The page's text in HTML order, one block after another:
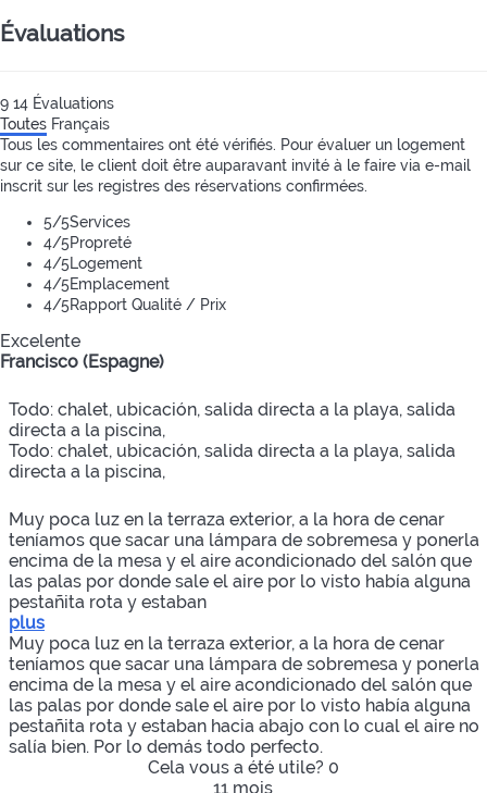
Évaluations
9 14 Évaluations
Toutes Français
Tous les commentaires ont été vérifiés. Pour évaluer un logement
sur ce site, le client doit être auparavant invité à le faire via e-mail
inscrit sur les registres des réservations confirmées.
5/5Services
4/5Propreté
4/5Logement
4/5Emplacement
4/5Rapport Qualité / Prix
Excelente
Francisco (Espagne)
Todo: chalet, ubicación, salida directa a la playa, salida
directa a la piscina,
Todo: chalet, ubicación, salida directa a la playa, salida
directa a la piscina,
Muy poca luz en la terraza exterior, a la hora de cenar
teníamos que sacar una lámpara de sobremesa y ponerla
encima de la mesa y el aire acondicionado del salón que
las palas por donde sale el aire por lo visto había alguna
pestañita rota y estaban
plus
Muy poca luz en la terraza exterior, a la hora de cenar
teníamos que sacar una lámpara de sobremesa y ponerla
encima de la mesa y el aire acondicionado del salón que
las palas por donde sale el aire por lo visto había alguna
pestañita rota y estaban hacia abajo con lo cual el aire no
salía bien. Por lo demás todo perfecto.
Cela vous a été utile? 0
11 mois